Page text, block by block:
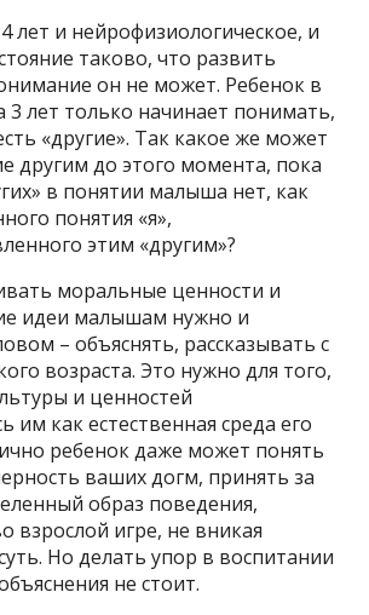
лет и нейрофизиологическое, и
таково, что развить
он не может. Ребенок в
3 лет только начинает понимать,
«другие». Так какое же может
другим до этого момента, пока
в понятии малыша нет, как
понятия «я»,
этим «другим»?
моральные ценности и
идеи малышам нужно и
– объяснять, рассказывать с
возраста. Это нужно для того,
и ценностей
им как естественная среда его
ребенок даже может понять
ваших догм, принять за
образ поведения,
взрослой игре, не вникая
Но делать упор в воспитании
не стоит.